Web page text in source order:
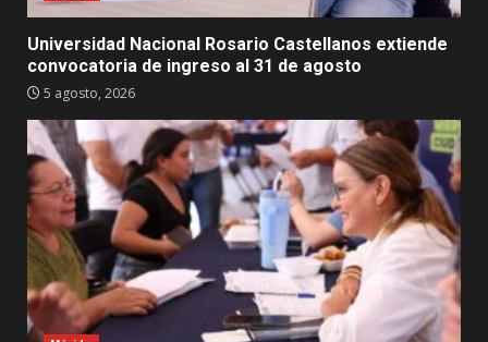
Universidad Nacional Rosario Castellanos extiende
convocatoria de ingreso al 31 de agosto
5 agosto, 2026